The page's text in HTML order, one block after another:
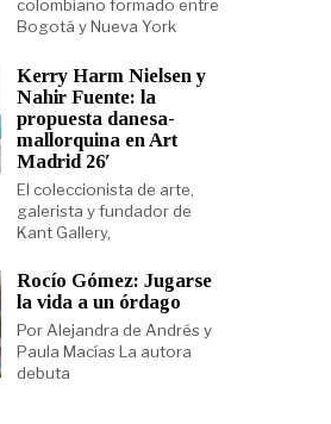
colombiano formado entre
Bogotá y Nueva York
Kerry Harm Nielsen y
Nahir Fuente: la
propuesta danesa-
mallorquina en Art
Madrid 26′
El coleccionista de arte,
galerista y fundador de
Kant Gallery,
Rocío Gómez: Jugarse
la vida a un órdago
Por Alejandra de Andrés y
Paula Macías La autora
debuta